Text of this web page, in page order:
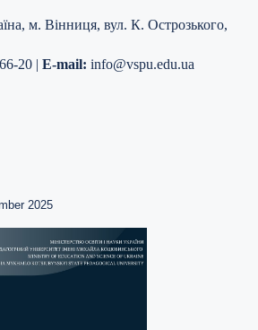
м. Вінниця, вул. К. Острозького,
20 | E-mail: info@vspu.edu.ua
2025